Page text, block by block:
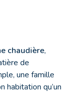
chaudière,
de
une famille
habitation qu’un